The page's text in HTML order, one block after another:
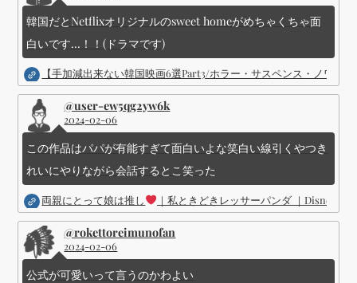
韓国だとNetflixオリジナルのsweet homeがめちゃくちゃ面
白いです...！！(ドラマです)
【手加減出来ない韓国映画6選Part3/ホラー・サスペンス・ノワー
@user-ew5qg2yw6k
2024-02-06
この作品はパパが有能すぎて面白いよな笑白い線引くやつき
れいにやりながら会話するとこ笑った
両親にとって娘は推し ｜私ときどきレッサーパンダ ｜Disney (
@rokettoreimunofan
2024-02-06
公式が可愛いって言うのかわよい